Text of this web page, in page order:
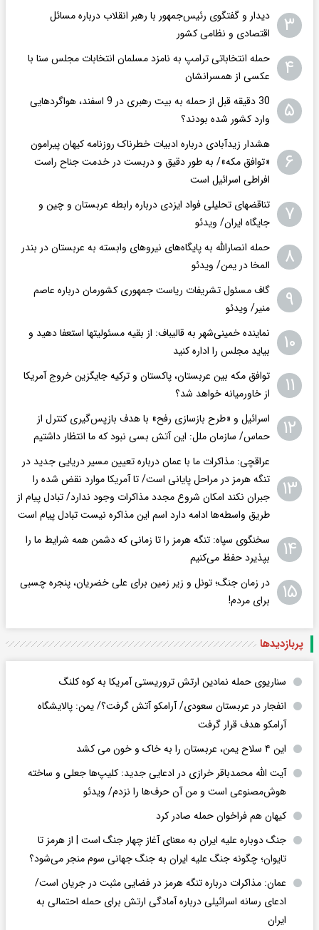
۳
دیدار و گفتگوی رئیس‌جمهور با رهبر انقلاب درباره مسائل
اقتصادی و نظامی کشور
۴
حمله انتخاباتی ترامپ به نامزد مسلمان انتخابات مجلس سنا با
عکسی از همسرانشان
۵
30 دقیقه قبل از حمله به بیت رهبری در 9 اسفند، هواگردهایی
وارد کشور شده بودند؟
۶
هشدار زیدآبادی درباره ادبیات خطرناک روزنامه کیهان پیرامون
«توافق مکه»/ به طور دقیق و دربست در خدمت جناح راست
افراطی اسرائیل است
۷
تناقضهای تحلیلی فواد ایزدی درباره رابطه عربستان و چین و
جایگاه ایران/ ویدئو
۸
حمله انصارالله به پایگاه‌های نیروهای وابسته به عربستان در بندر
المخا در یمن/ ویدئو
۹
گاف مسئول تشریفات ریاست جمهوری کشورمان درباره عاصم
منیر/ ویدئو
۱۰
نماینده خمینی‌شهر به قالیباف: از بقیه مسئولیتها استعفا دهید و
بیاید مجلس را اداره کنید
۱۱
توافق مکه بین عربستان، پاکستان و ترکیه جایگزین خروج آمریکا
از خاورمیانه خواهد شد؟
۱۲
اسرائیل و «طرح بازسازی رفح» با هدف بازپس‌گیری کنترل از
حماس/ سازمان ملل: این آتش بسی نبود که ما انتظار داشتیم
۱۳
عراقچی: مذاکرات ما با عمان درباره تعیین مسیر دریایی جدید در
تنگه هرمز در مراحل پایانی است/ تا آمریکا موارد نقض شده را
جبران نکند امکان شروع مجدد مذاکرات وجود ندارد/ تبادل پیام از
طریق واسطه‌ها ادامه دارد اسم این مذاکره نیست تبادل پیام است
۱۴
سخنگوی سپاه: تنگه هرمز را تا زمانی که دشمن همه‌ شرایط ما را
بپذیرد حفظ می‌کنیم
۱۵
در زمان جنگ؛ تونل و زیر زمین برای علی خضریان، پنجره چسبی
برای مردم!
پربازدید‌ها
سناریوی حمله نمادین ارتش تروریستی آمریکا به کوه کلنگ
انفجار در عربستان سعودی/ آرامکو آتش گرفت؟/ یمن: پالایشگاه
آرامکو هدف قرار گرفت
این ۴ سلاح یمن، عربستان را به خاک و خون می کشد
آیت الله محمدباقر خرازی در ادعایی جدید: کلیپ‌ها جعلی و ساخته
هوش‌مصنوعی است و من آن حرف‌ها را نزدم/ ویدئو
کیهان هم فراخوان حمله صادر کرد
جنگ دوباره علیه ایران به معنای آغاز چهار جنگ است | از هرمز تا
تایوان؛ چگونه جنگ علیه ایران به جنگ جهانی سوم منجر می‌شود؟
عمان: مذاکرات درباره تنگه هرمز در فضایی مثبت در جریان است/
ادعای رسانه اسرائیلی درباره آمادگی ارتش برای حمله احتمالی به
ایران